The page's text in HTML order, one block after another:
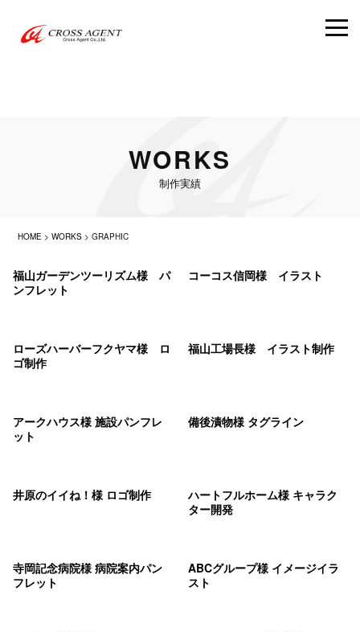
WORKS
制作実績
HOME >WORKS >GRAPHIC
福山ガーデンツーリズム様 パ
ンフレット
コーコス信岡様 イラスト
ローズハーバーフクヤマ様 ロ
ゴ制作
福山工場長様 イラスト制作
アークハウス様 施設パンフレ
ット
備後漬物様 タグライン
井原のイイね！様 ロゴ制作
ハートフルホーム様 キャラク
ター開発
寺岡記念病院様 病院案内パン
フレット
ABCグループ様 イメージイラ
スト